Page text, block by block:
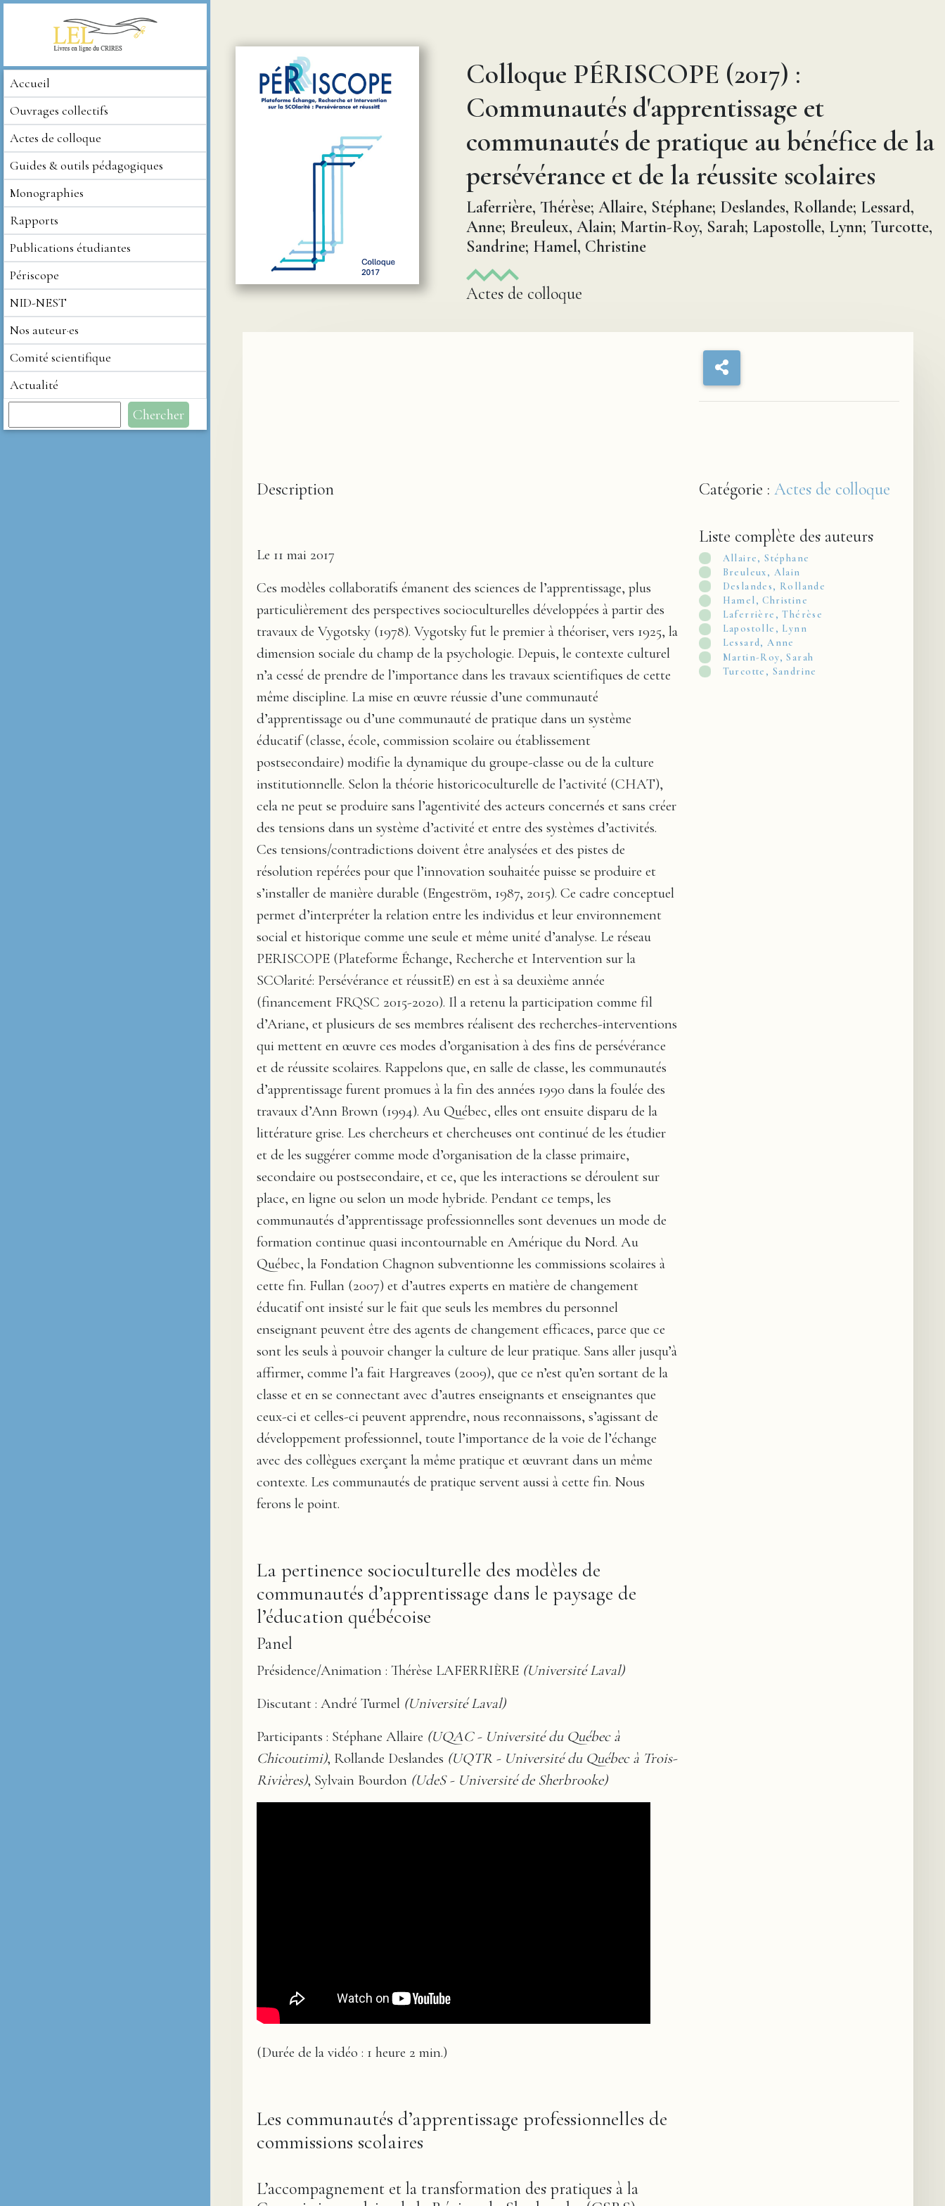
Accueil
Ouvrages collectifs
Actes de colloque
Guides & outils pédagogiques
Monographies
Rapports
Publications étudiantes
Périscope
NID-NEST
Nos auteur·es
Comité scientifique
Actualité
Chercher
Colloque PÉRISCOPE (2017) :
Communautés d'apprentissage et
communautés de pratique au bénéfice de la
persévérance et de la réussite scolaires
Laferrière, Thérèse; Allaire, Stéphane; Deslandes, Rollande; Lessard,
Anne; Breuleux, Alain; Martin-Roy, Sarah; Lapostolle, Lynn; Turcotte,
Sandrine; Hamel, Christine
Actes de colloque
Description
Le 11 mai 2017
Ces modèles collaboratifs émanent des sciences de l’apprentissage, plus
particulièrement des perspectives socioculturelles développées à partir des
travaux de Vygotsky (1978). Vygotsky fut le premier à théoriser, vers 1925, la
dimension sociale du champ de la psychologie. Depuis, le contexte culturel
n’a cessé de prendre de l’importance dans les travaux scientifiques de cette
même discipline. La mise en œuvre réussie d’une communauté
d’apprentissage ou d’une communauté de pratique dans un système
éducatif (classe, école, commission scolaire ou établissement
postsecondaire) modifie la dynamique du groupe-classe ou de la culture
institutionnelle. Selon la théorie historicoculturelle de l’activité (CHAT),
cela ne peut se produire sans l’agentivité des acteurs concernés et sans créer
des tensions dans un système d’activité et entre des systèmes d’activités.
Ces tensions/contradictions doivent être analysées et des pistes de
résolution repérées pour que l’innovation souhaitée puisse se produire et
s’installer de manière durable (Engeström, 1987, 2015). Ce cadre conceptuel
permet d’interpréter la relation entre les individus et leur environnement
social et historique comme une seule et même unité d’analyse. Le réseau
PERISCOPE (Plateforme Échange, Recherche et Intervention sur la
SCOlarité: Persévérance et réussitE) en est à sa deuxième année
(financement FRQSC 2015-2020). Il a retenu la participation comme fil
d’Ariane, et plusieurs de ses membres réalisent des recherches-interventions
qui mettent en œuvre ces modes d’organisation à des fins de persévérance
et de réussite scolaires. Rappelons que, en salle de classe, les communautés
d’apprentissage furent promues à la fin des années 1990 dans la foulée des
travaux d’Ann Brown (1994). Au Québec, elles ont ensuite disparu de la
littérature grise. Les chercheurs et chercheuses ont continué de les étudier
et de les suggérer comme mode d’organisation de la classe primaire,
secondaire ou postsecondaire, et ce, que les interactions se déroulent sur
place, en ligne ou selon un mode hybride. Pendant ce temps, les
communautés d’apprentissage professionnelles sont devenues un mode de
formation continue quasi incontournable en Amérique du Nord. Au
Québec, la Fondation Chagnon subventionne les commissions scolaires à
cette fin. Fullan (2007) et d’autres experts en matière de changement
éducatif ont insisté sur le fait que seuls les membres du personnel
enseignant peuvent être des agents de changement efficaces, parce que ce
sont les seuls à pouvoir changer la culture de leur pratique. Sans aller jusqu’à
affirmer, comme l’a fait Hargreaves (2009), que ce n’est qu’en sortant de la
classe et en se connectant avec d’autres enseignants et enseignantes que
ceux-ci et celles-ci peuvent apprendre, nous reconnaissons, s’agissant de
développement professionnel, toute l’importance de la voie de l’échange
avec des collègues exerçant la même pratique et œuvrant dans un même
contexte. Les communautés de pratique servent aussi à cette fin. Nous
ferons le point.
La pertinence socioculturelle des modèles de
communautés d’apprentissage dans le paysage de
l’éducation québécoise
Panel
Présidence/Animation : Thérèse LAFERRIÈRE (Université Laval)
Discutant : André Turmel (Université Laval)
Participants : Stéphane Allaire (UQAC - Université du Québec à
Chicoutimi), Rollande Deslandes (UQTR - Université du Québec à Trois-
Rivières), Sylvain Bourdon (UdeS - Université de Sherbrooke)
(Durée de la vidéo : 1 heure 2 min.)
Les communautés d’apprentissage professionnelles de
commissions scolaires
L’accompagnement et la transformation des pratiques à la
Catégorie :Actes de colloque
Liste complète des auteurs
Allaire, Stéphane
Breuleux, Alain
Deslandes, Rollande
Hamel, Christine
Laferrière, Thérèse
Lapostolle, Lynn
Lessard, Anne
Martin-Roy, Sarah
Turcotte, Sandrine